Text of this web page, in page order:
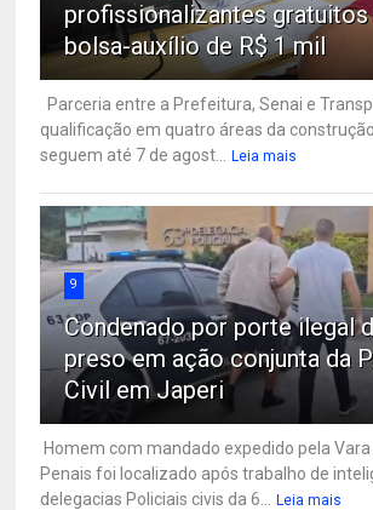
profissionalizantes
bolsa-auxílio de R$ 1 mil
Parceria entre a Prefeitura, Senai e
qualificação em quatro áreas da
seguem até 7 de agost...
Leia mais
9
Condenado por porte ilegal
preso em ação conjunta da
Civil em Japeri
Homem com mandado expedido pela Vara
Penais foi localizado após trabalho de
delegacias Policiais civis da 6...
Leia mais